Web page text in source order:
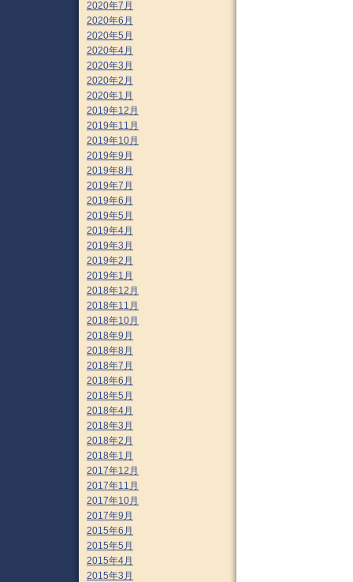
2020年7月
2020年6月
2020年5月
2020年4月
2020年3月
2020年2月
2020年1月
2019年12月
2019年11月
2019年10月
2019年9月
2019年8月
2019年7月
2019年6月
2019年5月
2019年4月
2019年3月
2019年2月
2019年1月
2018年12月
2018年11月
2018年10月
2018年9月
2018年8月
2018年7月
2018年6月
2018年5月
2018年4月
2018年3月
2018年2月
2018年1月
2017年12月
2017年11月
2017年10月
2017年9月
2015年6月
2015年5月
2015年4月
2015年3月